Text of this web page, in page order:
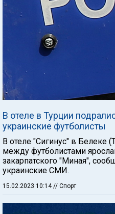
В отеле в Турции
украинские футболисты
В отеле "Сигинус" в Белеке
между футболистами
закарпатского "Миная",
украинские СМИ.
15.02.2023 10:14// Спорт